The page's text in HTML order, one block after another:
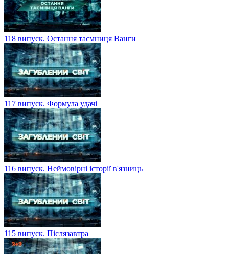
118 випуск. Остання таємниця Ванги
117 випуск. Формула удачі
116 випуск. Неймовірні історії в'язниць
115 випуск. Післязавтра